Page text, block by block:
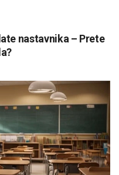
nastavnika – Prete